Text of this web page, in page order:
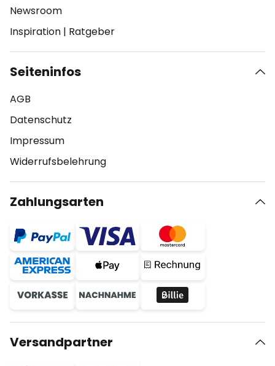
Newsroom
Inspiration | Ratgeber
Seiteninfos
AGB
Datenschutz
Impressum
Widerrufsbelehrung
Zahlungsarten
Versandpartner